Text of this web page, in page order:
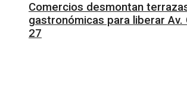
Comercios desmontan
gastronómicas para liberar Av.
27